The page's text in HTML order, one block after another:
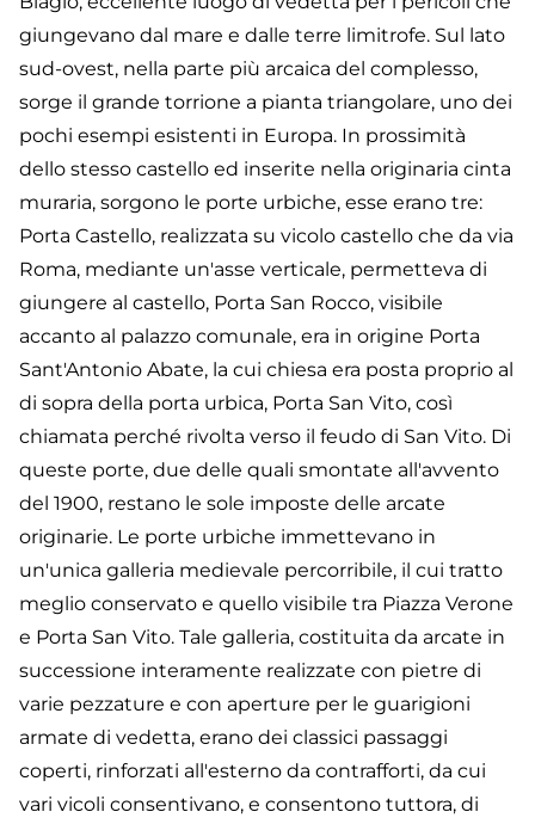
giungevano dal mare e dalle terre limitrofe. Sul lato
sud-ovest, nella parte più arcaica del complesso,
sorge il grande torrione a pianta triangolare, uno dei
pochi esempi esistenti in Europa. In prossimità
dello stesso castello ed inserite nella originaria cinta
muraria, sorgono le porte urbiche, esse erano tre:
Porta Castello, realizzata su vicolo castello che da via
Roma, mediante un'asse verticale, permetteva di
giungere al castello, Porta San Rocco, visibile
accanto al palazzo comunale, era in origine Porta
Sant'Antonio Abate, la cui chiesa era posta proprio al
di sopra della porta urbica, Porta San Vito, così
chiamata perché rivolta verso il feudo di San Vito. Di
queste porte, due delle quali smontate all'avvento
del 1900, restano le sole imposte delle arcate
originarie. Le porte urbiche immettevano in
un'unica galleria medievale percorribile, il cui tratto
meglio conservato e quello visibile tra Piazza Verone
e Porta San Vito. Tale galleria, costituita da arcate in
successione interamente realizzate con pietre di
varie pezzature e con aperture per le guarigioni
armate di vedetta, erano dei classici passaggi
coperti, rinforzati all'esterno da contrafforti, da cui
vari vicoli consentivano, e consentono tuttora, di